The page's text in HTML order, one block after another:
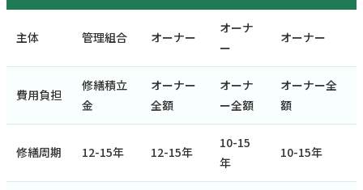
主体 管理組合 オーナー
オーナ
ー
オーナー
費用負担
修繕積立
金
オーナー
全額
オーナ
ー全額
オーナー全
額
修繕周期 12-15年 12-15年
10-15
年
10-15年